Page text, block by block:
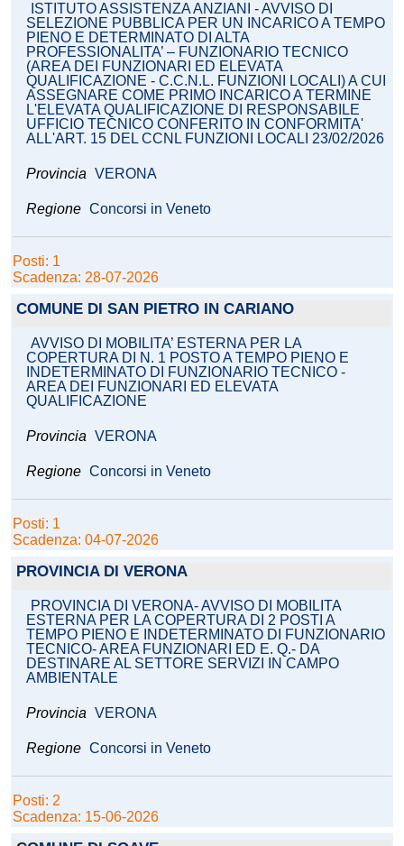
ISTITUTO ASSISTENZA ANZIANI - AVVISO DI
SELEZIONE PUBBLICA PER UN INCARICO A TEMPO
PIENO E DETERMINATO DI ALTA
PROFESSIONALITA’ – FUNZIONARIO TECNICO
(AREA DEI FUNZIONARI ED ELEVATA
QUALIFICAZIONE - C.C.N.L. FUNZIONI LOCALI) A CUI
ASSEGNARE COME PRIMO INCARICO A TERMINE
L'ELEVATA QUALIFICAZIONE DI RESPONSABILE
UFFICIO TECNICO CONFERITO IN CONFORMITA'
ALL'ART. 15 DEL CCNL FUNZIONI LOCALI 23/02/2026
Provincia VERONA
Regione Concorsi in Veneto
Posti: 1
Scadenza: 28-07-2026
COMUNE DI SAN PIETRO IN CARIANO
AVVISO DI MOBILITA’ ESTERNA PER LA
COPERTURA DI N. 1 POSTO A TEMPO PIENO E
INDETERMINATO DI FUNZIONARIO TECNICO -
AREA DEI FUNZIONARI ED ELEVATA
QUALIFICAZIONE
Provincia VERONA
Regione Concorsi in Veneto
Posti: 1
Scadenza: 04-07-2026
PROVINCIA DI VERONA
PROVINCIA DI VERONA- AVVISO DI MOBILITA
ESTERNA PER LA COPERTURA DI 2 POSTI A
TEMPO PIENO E INDETERMINATO DI FUNZIONARIO
TECNICO- AREA FUNZIONARI ED E. Q.- DA
DESTINARE AL SETTORE SERVIZI IN CAMPO
AMBIENTALE
Provincia VERONA
Regione Concorsi in Veneto
Posti: 2
Scadenza: 15-06-2026